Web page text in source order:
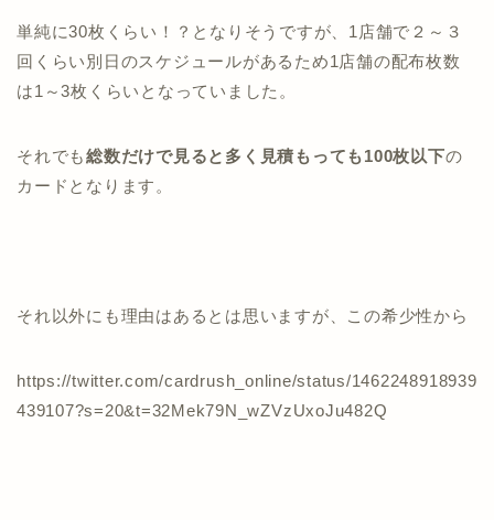
単純に30枚くらい！？となりそうですが、1店舗で２～３
回くらい別日のスケジュールがあるため1店舗の配布枚数
は1～3枚くらいとなっていました。
それでも総数だけで見ると多く見積もっても100枚以下の
カードとなります。
それ以外にも理由はあるとは思いますが、この希少性から
https://twitter.com/cardrush_online/status/1462248918939
439107?s=20&t=32Mek79N_wZVzUxoJu482Q